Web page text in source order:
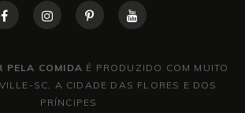
PELA COMIDA É PRODUZIDO COM MUITO
SC, A CIDADE DAS FLORES E DOS
PRÍNCIPES